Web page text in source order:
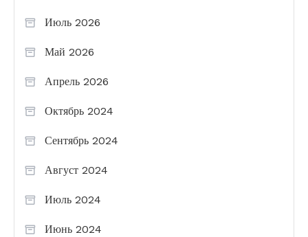
Июль 2026
Май 2026
Апрель 2026
Октябрь 2024
Сентябрь 2024
Август 2024
Июль 2024
Июнь 2024